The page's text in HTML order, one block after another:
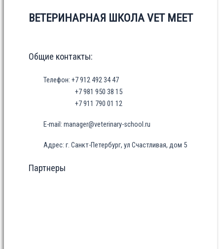
ВЕТЕРИНАРНАЯ ШКОЛА VET MEET
Общие контакты:
Телефон: +7 912 492 34 47
+7 981 950 38 15
+7 911 790 01 12
E-mail: manager@veterinary-school.ru
Адрес: г. Санкт-Петербург, ул Счастливая, дом 5
Партнеры